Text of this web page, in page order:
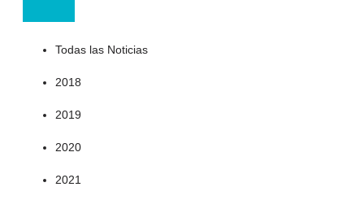
Todas las Noticias
2018
2019
2020
2021